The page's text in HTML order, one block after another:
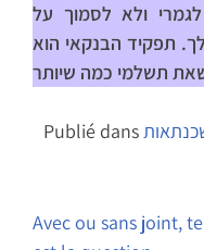
ולא לסמוך על
תפקיד הבנקאי הוא
שאת תשלמי כמה שיותר
Publié dans
de
Avec ou sans joint,